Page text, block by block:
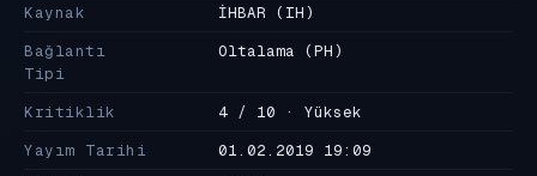
Kaynak
İHBAR (IH)
Bağlantı
Tipi
Oltalama (PH)
Kritiklik
4 / 10 · Yüksek
Yayım Tarihi
01.02.2019 19:09